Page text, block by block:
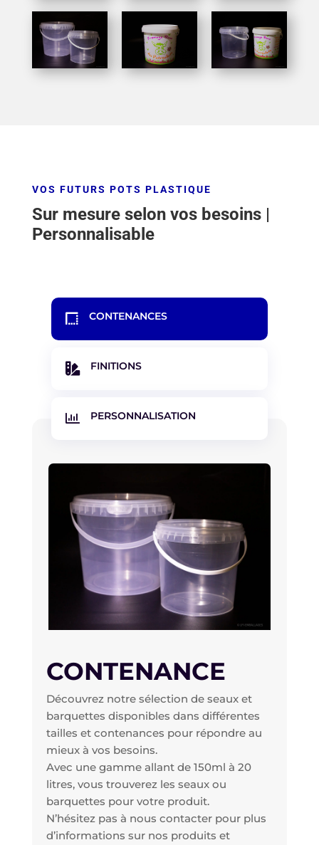
VOS FUTURS POTS PLASTIQUE
Sur mesure selon vos besoins |
Personnalisable
 CONTENANCES
 FINITIONS
 PERSONNALISATION
CONTENANCE
Découvrez notre sélection de seaux et
barquettes disponibles dans différentes
tailles et contenances pour répondre au
mieux à vos besoins.
Avec une gamme allant de 150ml à 20
litres, vous trouverez les seaux ou
barquettes pour votre produit.
N’hésitez pas à nous contacter pour plus
d’informations sur nos produits et